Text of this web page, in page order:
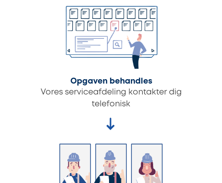
Opgaven behandles
Vores serviceafdeling kontakter dig
telefonisk